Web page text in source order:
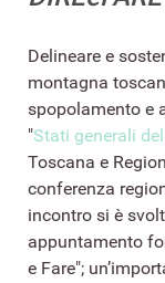
Delineare e
montagna
spopolamento e
"Stati generali
Toscana e
conferenza
incontro si è
appuntamento
e Fare";